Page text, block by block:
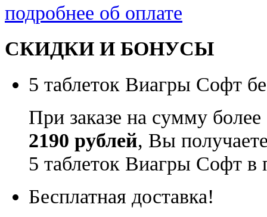
подробнее об оплате
СКИДКИ И БОНУСЫ
5 таблеток Виагры Софт
При заказе на сумму более
2190 рублей, Вы
5 таблеток Виагры Софт в
Бесплатная доставка!